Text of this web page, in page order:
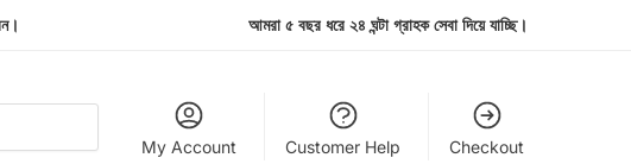
আমরা ৫ বছর ধরে ২৪ ঘন্টা গ্রাহক সেবা দিয়ে যাচ্ছি।
My Account Customer Help Checkout